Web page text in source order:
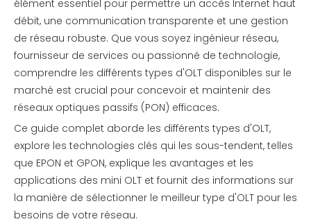
élément essentiel pour permettre un accès Internet haut
débit, une communication transparente et une gestion
de réseau robuste. Que vous soyez ingénieur réseau,
fournisseur de services ou passionné de technologie,
comprendre les différents types d'OLT disponibles sur le
marché est crucial pour concevoir et maintenir des
réseaux optiques passifs (PON) efficaces.
Ce guide complet aborde les différents types d'OLT,
explore les technologies clés qui les sous-tendent, telles
que EPON et GPON, explique les avantages et les
applications des mini OLT et fournit des informations sur
la manière de sélectionner le meilleur type d'OLT pour les
besoins de votre réseau.